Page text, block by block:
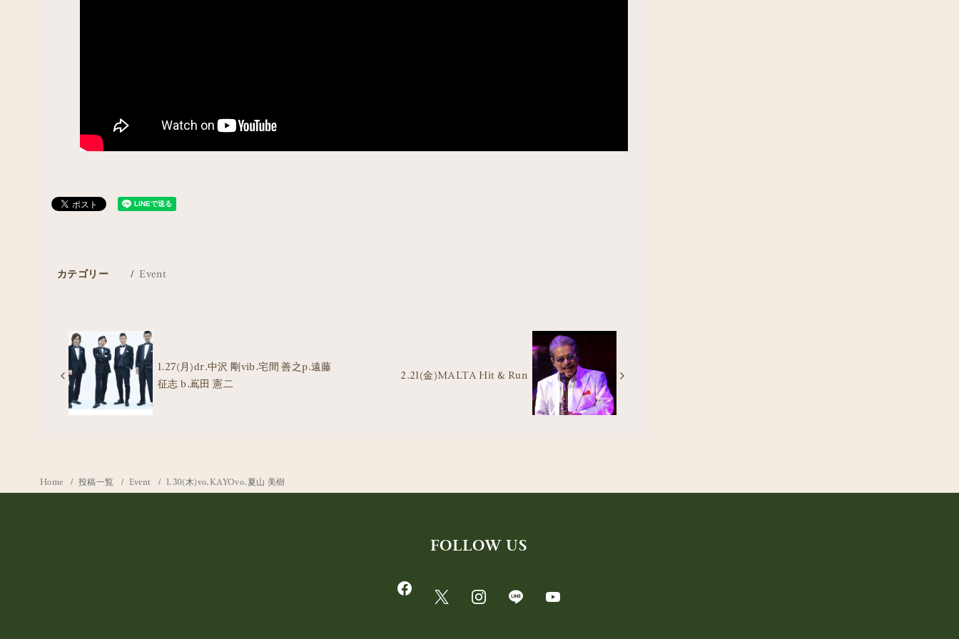
カテゴリー Event
1.27(月)dr.中沢 剛vib.宅間 善之p.遠藤
征志 b.嶌田 憲二
2.21(金)MALTA Hit & Run
Home 投稿一覧 Event 1.30(木)vo.KAYOvo.夏山 美樹
FOLLOW US